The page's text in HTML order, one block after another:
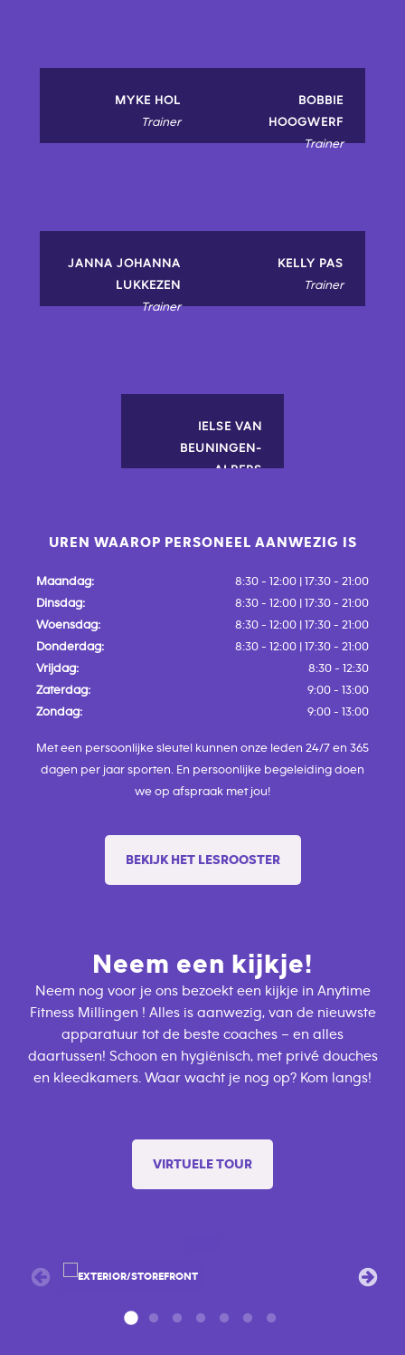
MYKE HOL
Trainer
BOBBIE
HOOGWERF
Trainer
JANNA JOHANNA
LUKKEZEN
Trainer
KELLY PAS
Trainer
IELSE VAN
BEUNINGEN-
ALBERS
UREN WAAROP PERSONEEL AANWEZIG IS
Maandag:
8:30 - 12:00 | 17:30 - 21:00
Dinsdag:
8:30 - 12:00 | 17:30 - 21:00
Woensdag:
8:30 - 12:00 | 17:30 - 21:00
Donderdag:
8:30 - 12:00 | 17:30 - 21:00
Vrijdag:
8:30 - 12:30
Zaterdag:
9:00 - 13:00
Zondag:
9:00 - 13:00
Met een persoonlijke sleutel kunnen onze leden 24/7 en 365
dagen per jaar sporten. En persoonlijke begeleiding doen
we op afspraak met jou!
BEKIJK HET LESROOSTER
Neem een kijkje!
Neem nog voor je ons bezoekt een kijkje in Anytime
Fitness Millingen ! Alles is aanwezig, van de nieuwste
apparatuur tot de beste coaches – en alles
daartussen! Schoon en hygiënisch, met privé douches
en kleedkamers. Waar wacht je nog op? Kom langs!
VIRTUELE TOUR